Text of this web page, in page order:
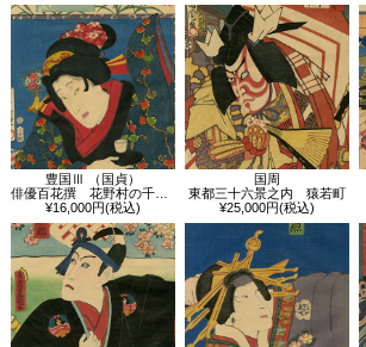
豊国Ⅲ （国貞）
俳優百花撰 花野村の千種実ハ鳥山秋作照忠
¥16,000円(税込)
国周
東都三十六景之内 猿若町
¥25,000円(税込)